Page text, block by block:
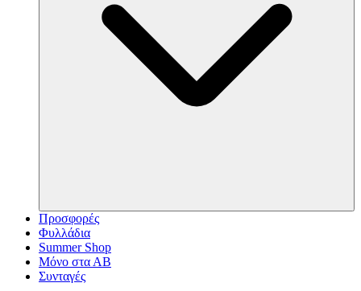
Προσφορές
Φυλλάδια
Summer Shop
Μόνο στα ΑΒ
Συνταγές